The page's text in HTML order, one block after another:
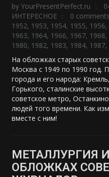
by YourPresentPerfect.ru
ИНТЕРЕСНОЕ
0 comments
1952, 1953, 1954, 1955, 1956,
1963, 1964, 1966, 1967, 1968,
1980, 1982, 1983, 1984, 1987,
На обложках старых
Москва с 1949 по 1990 год.
города и его народа:
Горького, сталинские
советское метро,
людей того времени. Как
вместе с ним!
МЕТАЛЛУРГИЯ
ОБЛОЖКАХ